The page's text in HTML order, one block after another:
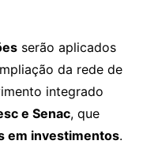
serão aplicados
da rede de
integrado
e Senac, que
em investimentos.